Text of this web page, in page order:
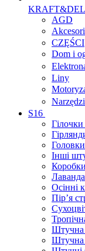
AGD
CZĘŚCI
Dom i
Liny
S16
Інші
Коробки
Лаванда
Осінні
Пір’я
Штучна
Штучна